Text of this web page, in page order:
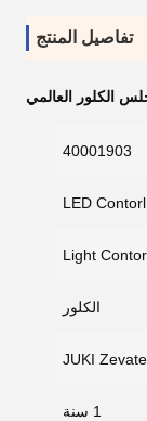
تفاصيل المنتج
الكلور العالمي
40001903
LED
الكلور
1 سنة